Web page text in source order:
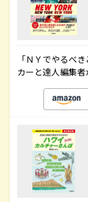
「ＮＹでやるべ
カーと達人編集